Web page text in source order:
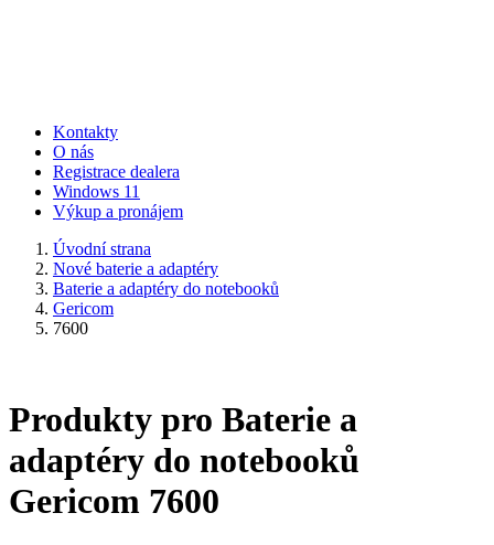
Kontakty
O nás
Registrace dealera
Windows 11
Výkup a pronájem
Úvodní strana
Nové baterie a adaptéry
Baterie a adaptéry do notebooků
Gericom
7600
Produkty pro Baterie a
adaptéry do notebooků
Gericom 7600